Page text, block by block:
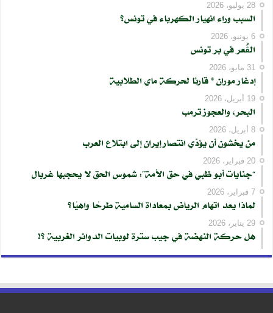
28 يوليو، 2026
السبب وراء انهيار الكهرباء في تونس؟
6 يونيو، 2026
الڨُعر في بر تونس
31 مايو، 2026
إدغار موران * قارئا لحركة ماي الطلابية
19 أبريل، 2026
البحر، والعجوز ترمب
8 أبريل، 2026
من يخشون أن يؤدّي انتصار إيران إلى ابتلاع العرب
20 فبراير، 2026
“جنايات أبو ظبي في حق الأمة”: شموس الحق لا يحجبها غربال
7 فبراير، 2026
لماذا يعد اتهام الرياض بمعاداة السامية طرحًا واهيًا؟
29 يناير، 2026
هل حركة النهضة في جيب سترة لوبيات الدوائر الغربية ؟!